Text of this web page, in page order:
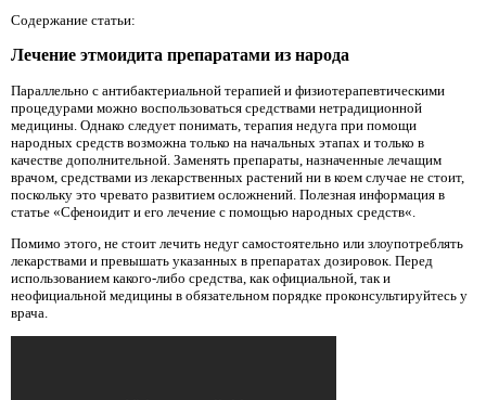
Содержание статьи:
Лечение этмоидита препаратами из народа
Параллельно с антибактериальной терапией и физиотерапевтическими
процедурами можно воспользоваться средствами нетрадиционной
медицины. Однако следует понимать, терапия недуга при помощи
народных средств возможна только на начальных этапах и только в
качестве дополнительной. Заменять препараты, назначенные лечащим
врачом, средствами из лекарственных растений ни в коем случае не стоит,
поскольку это чревато развитием осложнений. Полезная информация в
статье «Сфеноидит и его лечение с помощью народных средств«.
Помимо этого, не стоит лечить недуг самостоятельно или злоупотреблять
лекарствами и превышать указанных в препаратах дозировок. Перед
использованием какого-либо средства, как официальной, так и
неофициальной медицины в обязательном порядке проконсультируйтесь у
врача.